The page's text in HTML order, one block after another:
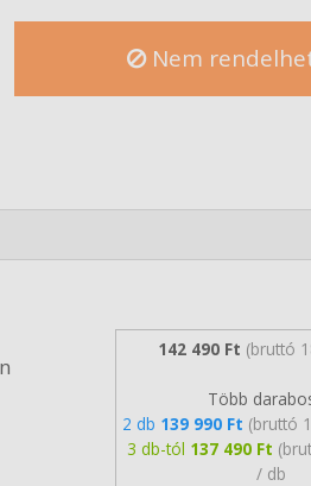
Nem
142 490 Ft (bruttó
Több
2 db 139 990 Ft (bruttó
3 db-tól 137 490 Ft
/ db